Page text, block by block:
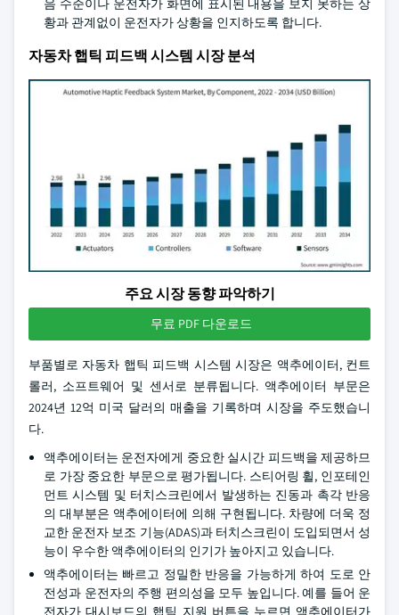
음 수준이나 운전자가 화면에 표시된 내용을 보지 못하는 상
황과 관계없이 운전자가 상황을 인지하도록 합니다.
자동차 햅틱 피드백 시스템 시장 분석
주요 시장 동향 파악하기
무료 PDF 다운로드
부품별로 자동차 햅틱 피드백 시스템 시장은 액추에이터, 컨트
롤러, 소프트웨어 및 센서로 분류됩니다. 액추에이터 부문은
2024년 12억 미국 달러의 매출을 기록하며 시장을 주도했습니
다.
액추에이터는 운전자에게 중요한 실시간 피드백을 제공하므
로 가장 중요한 부문으로 평가됩니다. 스티어링 휠, 인포테인
먼트 시스템 및 터치스크린에서 발생하는 진동과 촉각 반응
의 대부분은 액추에이터에 의해 구현됩니다. 차량에 더욱 정
교한 운전자 보조 기능(ADAS)과 터치스크린이 도입되면서 성
능이 우수한 액추에이터의 인기가 높아지고 있습니다.
액추에이터는 빠르고 정밀한 반응을 가능하게 하여 도로 안
전성과 운전자의 주행 편의성을 모두 높입니다. 예를 들어 운
전자가 대시보드의 햅틱 지원 버튼을 누르면 액추에이터가